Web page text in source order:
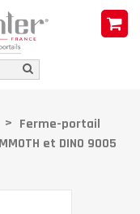
> Ferme-portail
et DINO 9005